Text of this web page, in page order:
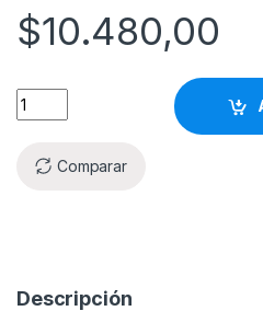
$10.480,00
Comparar
Descripción